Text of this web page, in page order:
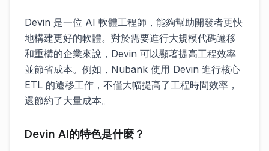
Devin 是一位 AI 軟體工程師，能夠幫助開發者更快
地構建更好的軟體。對於需要進行大規模代碼遷移
和重構的企業來說，Devin 可以顯著提高工程效率
並節省成本。例如，Nubank 使用 Devin 進行核心
ETL 的遷移工作，不僅大幅提高了工程時間效率，
還節約了大量成本。
Devin AI的特色是什麼？